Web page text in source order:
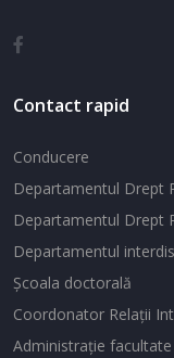
Contact rapid
Conducere
Departamentul Drept
Departamentul Drept
Departamentul
Şcoala doctorală
Coordonator Relaţii
Administraţie facultate